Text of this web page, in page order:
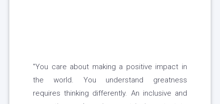
"You care about making a positive impact in
the world. You understand greatness
requires thinking differently. An inclusive and